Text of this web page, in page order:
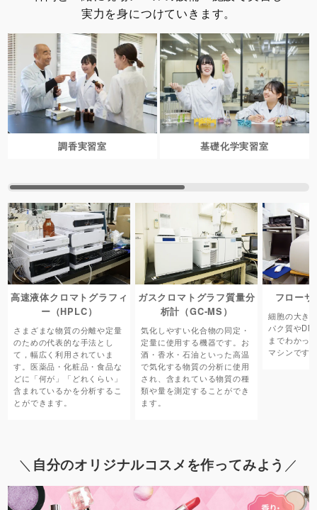
実力を身につけていきます。
調香実習室 基礎化学実習室
高速液体クロマトグラフィ
ー（HPLC）
さまざまな物質の分離や定量
のための代表的な手法とし
て，幅広く利用されていま
す。医薬品・化粧品・食品な
どに「何が」「どれくらい」
含まれているかを分析するこ
とができます。
ガスクロマトグラフ質量分
析計（GC-MS）
気化しやすい化合物の同定・
定量に使用する機器です。お
酒・香水・石油といった高温
で気化する物質の分析に使用
され、含まれている物質の種
類や量を測定することができ
ます。
フロー
細胞の大き
パク質や
までわかっ
マシンです
＼ 自分のオリジナルコスメを作ってみよう ／